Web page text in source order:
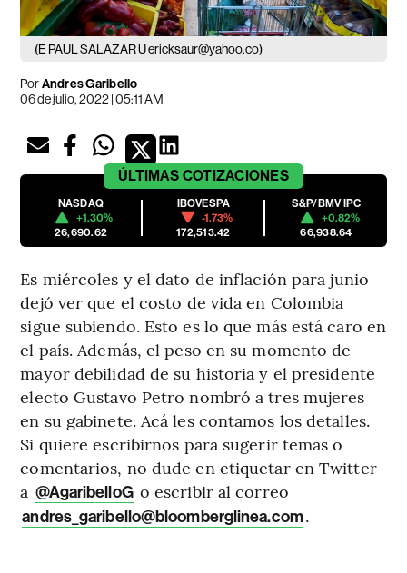
(E PAUL SALAZAR U ericksaur@yahoo.co)
PorAndres Garibello
06 de julio, 2022 | 05:11 AM
ÚLTIMAS COTIZACIONES
NASDAQ
+1.30%
26,690.62
IBOVESPA
-1.73%
172,513.42
S&P/BMV IPC
+0.82%
66,938.64
Es miércoles y el dato de inflación para junio
dejó ver que el costo de vida en Colombia
sigue subiendo. Esto es lo que más está caro en
el país. Además, el peso en su momento de
mayor debilidad de su historia y el presidente
electo Gustavo Petro nombró a tres mujeres
en su gabinete. Acá les contamos los detalles.
Si quiere escribirnos para sugerir temas o
comentarios, no dude en etiquetar en Twitter
a @AgaribelloG o escribir al correo
andres_garibello@bloomberglinea.com.